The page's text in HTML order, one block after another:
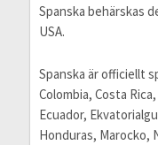
Spanska behärskas
USA.
Spanska är officiellt
Colombia, Costa
Ecuador,
Honduras, Marocko,